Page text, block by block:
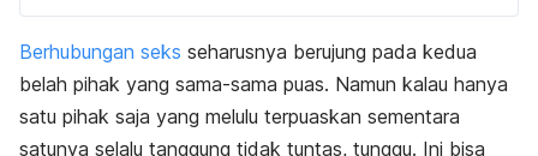
Berhubungan seks seharusnya berujung pada kedua
belah pihak yang sama-sama puas. Namun kalau hanya
satu pihak saja yang melulu terpuaskan sementara
satunya selalu tanggung tidak tuntas, tunggu. Ini bisa